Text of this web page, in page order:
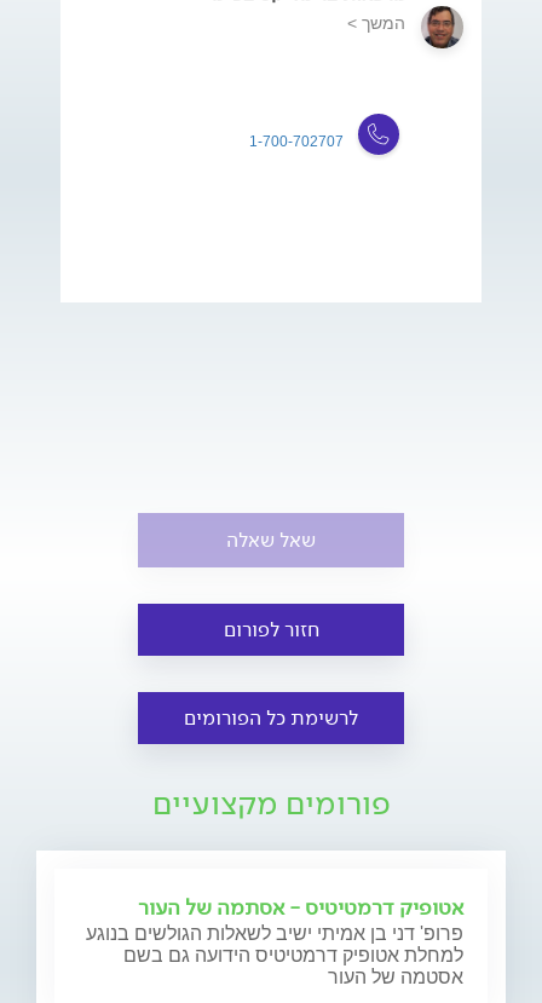
המשך >
1-700-702707
שאל שאלה
חזור לפורום
לרשימת כל הפורומים
פורומים מקצועיים
אטופיק דרמטיטיס - אסתמה של העור
פרופ' דני בן אמיתי ישיב לשאלות הגולשים בנוגע
למחלת אטופיק דרמטיטיס הידועה גם בשם
אסטמה של העור